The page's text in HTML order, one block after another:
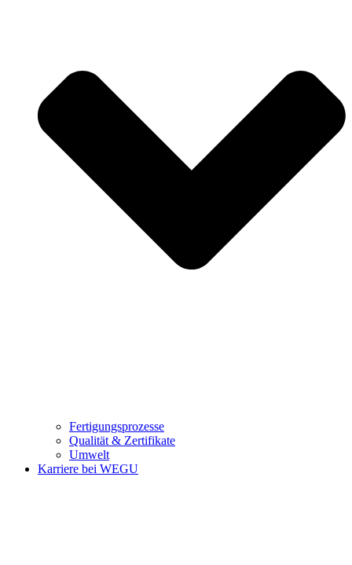
Fertigungsprozesse
Qualität & Zertifikate
Umwelt
Karriere bei WEGU